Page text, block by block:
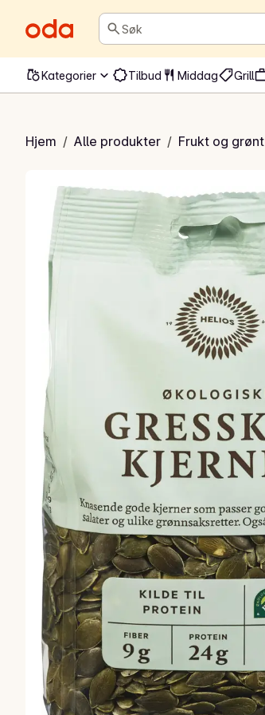
Søk
Kategorier Tilbud Middag Grill
Hjem / Alle produkter / Frukt og grønt
gresskarkjerner